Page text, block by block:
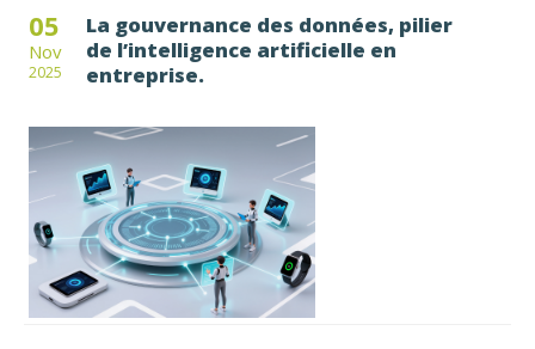
05
Nov
2025
La gouvernance des données, pilier
de l’intelligence artificielle en
entreprise.